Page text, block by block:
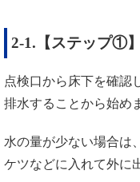
2-1.【ステップ①
点検口から床下を確認
排水することから始め
水の量が少ない場合は
ケツなどに入れて外に